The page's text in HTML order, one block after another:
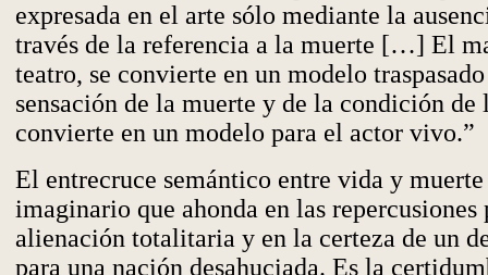
expresada en el arte sólo mediante la
través de la referencia a la muerte […] El
teatro, se convierte en un modelo
sensación de la muerte y de la condición de
convierte en un modelo para el actor vivo.”
El entrecruce semántico entre vida y
imaginario que ahonda en las repercusiones
alienación totalitaria y en la certeza de un
para una nación desahuciada. Es la